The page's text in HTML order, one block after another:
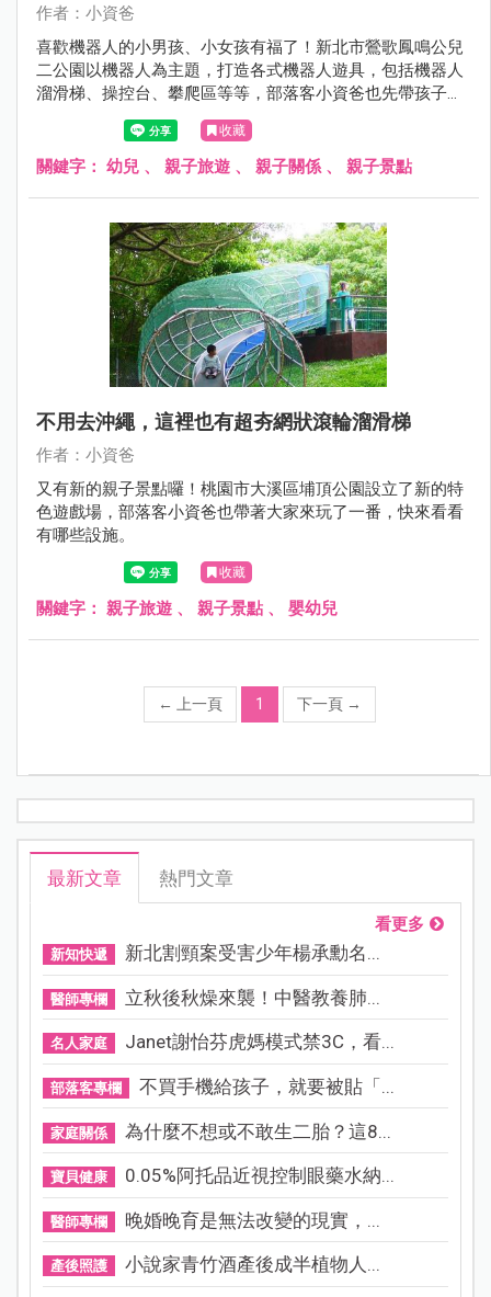
作者：小資爸
喜歡機器人的小男孩、小女孩有福了！新北市鶯歌鳳鳴公兒
二公園以機器人為主題，打造各式機器人遊具，包括機器人
溜滑梯、操控台、攀爬區等等，部落客小資爸也先帶孩子來
玩樂一番，快來看看吧～
收藏
關鍵字： 幼兒 、 親子旅遊 、 親子關係 、 親子景點
不用去沖繩，這裡也有超夯網狀滾輪溜滑梯
作者：小資爸
又有新的親子景點囉！桃園市大溪區埔頂公園設立了新的特
色遊戲場，部落客小資爸也帶著大家來玩了一番，快來看看
有哪些設施。
收藏
關鍵字： 親子旅遊 、 親子景點 、 嬰幼兒
← 上一頁 1 下一頁 →
最新文章 熱門文章
看更多
新知快遞 新北割頸案受害少年楊承勳名...
醫師專欄 立秋後秋燥來襲！中醫教養肺...
名人家庭 Janet謝怡芬虎媽模式禁3C，看...
部落客專欄 不買手機給孩子，就要被貼「...
家庭關係 為什麼不想或不敢生二胎？這8...
寶貝健康 0.05%阿托品近視控制眼藥水納...
醫師專欄 晚婚晚育是無法改變的現實，...
產後照護 小說家青竹酒產後成半植物人...